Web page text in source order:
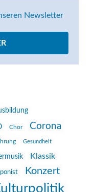
Newsletter
Chor Corona
Gesundheit
Klassik
Konzert